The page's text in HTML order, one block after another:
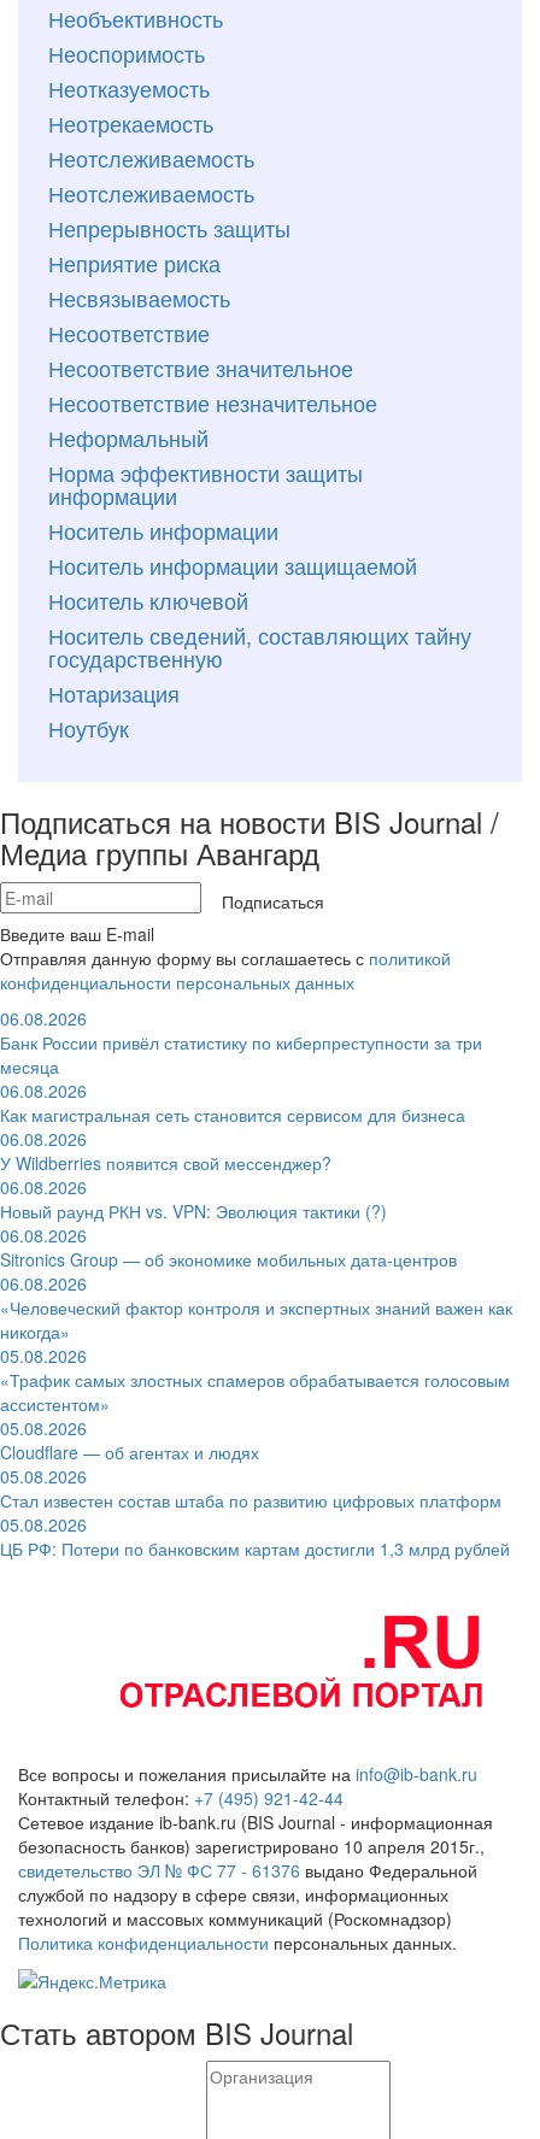
Необъективность
Неоспоримость
Неотказуемость
Неотрекаемость
Неотслеживаемость
Неотслеживаемость
Непрерывность защиты
Неприятие риска
Несвязываемость
Несоответствие
Несоответствие значительное
Несоответствие незначительное
Неформальный
Норма эффективности защиты
информации
Носитель информации
Носитель информации защищаемой
Носитель ключевой
Носитель сведений, составляющих тайну
государственную
Нотаризация
Ноутбук
Подписаться на новости BIS Journal /
Медиа группы Авангард
Подписаться
Введите ваш E-mail
Отправляя данную форму вы соглашаетесь с политикой
конфиденциальности персональных данных
06.08.2026
Банк России привёл статистику по киберпреступности за три
месяца
06.08.2026
Как магистральная сеть становится сервисом для бизнеса
06.08.2026
У Wildberries появится свой мессенджер?
06.08.2026
Новый раунд РКН vs. VPN: Эволюция тактики (?)
06.08.2026
Sitronics Group — об экономике мобильных дата-центров
06.08.2026
«Человеческий фактор контроля и экспертных знаний важен как
никогда»
05.08.2026
«Трафик самых злостных спамеров обрабатывается голосовым
ассистентом»
05.08.2026
Cloudflare — об агентах и людях
05.08.2026
Стал известен состав штаба по развитию цифровых платформ
05.08.2026
ЦБ РФ: Потери по банковским картам достигли 1,3 млрд рублей
Все вопросы и пожелания присылайте на info@ib-bank.ru
Контактный телефон: +7 (495) 921-42-44
Сетевое издание ib-bank.ru (BIS Journal - информационная
безопасность банков) зарегистрировано 10 апреля 2015г.,
свидетельство ЭЛ № ФС 77 - 61376 выдано Федеральной
службой по надзору в сфере связи, информационных
технологий и массовых коммуникаций (Роскомнадзор)
Политика конфиденциальности персональных данных.
Стать автором BIS Journal